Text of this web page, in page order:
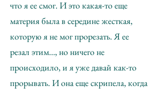
что я ее смог. И это какая-то еще
материя была в середине жесткая,
которую я не мог прорезать. Я ее
резал этим…, но ничего не
происходило, и я уже давай как-то
прорывать. И она еще скрипела, когда